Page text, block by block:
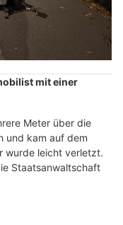
mit einer
Meter über die
und kam auf dem
wurde leicht verletzt.
Staatsanwaltschaft